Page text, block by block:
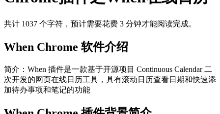
共计 1037 个字符，预计需要花费 3 分钟才能阅读完成。
When Chrome 软件介绍
简介：When 插件是一款基于开源项目 Continuous Calendar 二
次开发的网页在线日历工具，具有滚动日历查看日期和快速添
加待办事项和笔记的功能